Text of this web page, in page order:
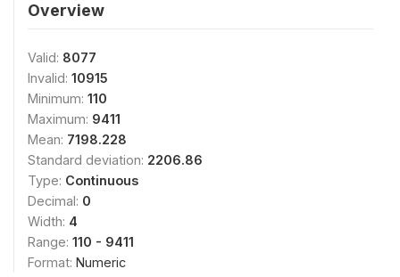
Overview
Valid: 8077
Invalid: 10915
Minimum: 110
Maximum: 9411
Mean: 7198.228
Standard deviation: 2206.86
Type: Continuous
Decimal: 0
Width: 4
Range: 110 - 9411
Format: Numeric